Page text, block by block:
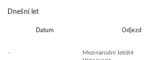
Dnešní let
Datum Odjezd
-
Mezinárodní letiště